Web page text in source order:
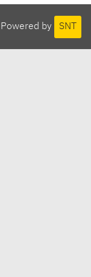
Powered by SNT